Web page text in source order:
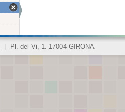
Pl. del Vi, 1. 17004 GIRONA